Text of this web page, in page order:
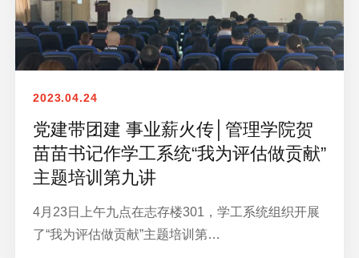
2023.04.24
党建带团建 事业薪火传│管理学院贺
苗苗书记作学工系统“我为评估做贡献”
主题培训第九讲
4月23日上午九点在志存楼301，学工系统组织开展
了“我为评估做贡献”主题培训第…